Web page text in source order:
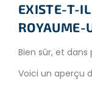
EXISTE-T-IL
ROYAUME-
Bien sûr, et dans
Voici un aperçu